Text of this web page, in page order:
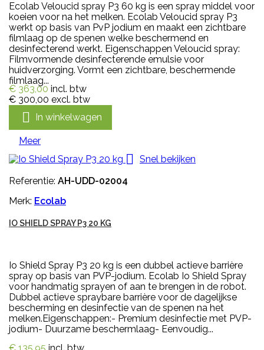
Ecolab Veloucid spray P3 60 kg is een spray middel voor
koeien voor na het melken. Ecolab Veloucid spray P3
werkt op basis van PvP jodium en maakt een zichtbare
filmlaag op de spenen welke beschermend en
desinfecterend werkt. Eigenschappen Veloucid spray:
Filmvormende desinfecterende emulsie voor
huidverzorging. Vormt een zichtbare, beschermende
filmlaag...
€ 363,00 incl. btw
€ 300,00 excl. btw
 In winkelwagen
Meer

Snel bekijken
Referentie: AH-UDD-02004
Merk: Ecolab
IO SHIELD SPRAY P3 20 KG
Io Shield Spray P3 20 kg is een dubbel actieve barrière
spray op basis van PVP-jodium. Ecolab Io Shield Spray
voor handmatig sprayen of aan te brengen in de robot.
Dubbel actieve spraybare barrière voor de dagelijkse
bescherming en desinfectie van de spenen na het
melken.Eigenschappen:- Premium desinfectie met PVP-
jodium- Duurzame beschermlaag- Eenvoudig...